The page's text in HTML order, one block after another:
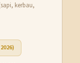
kerbau,